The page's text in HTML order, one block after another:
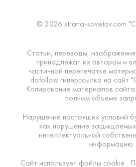
© 2026 strana-sovetov.com
Статьи, переводы,
принадлежат их авторам и
частичной перепечатке
dofollow гиперссылка на сайт
Копирование материалов
полном объеме
Нарушение настоящих условий
как нарушение
интеллектуальной
информацию.
Сайт использует файлы cookie .